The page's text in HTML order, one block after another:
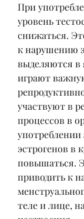
При
уровень
снижаться.
к нарушению
выделяются
играют
участвуют в
процессов в
употреблении
эстрогенов в
повышаться.
приводить к
теле и лице,